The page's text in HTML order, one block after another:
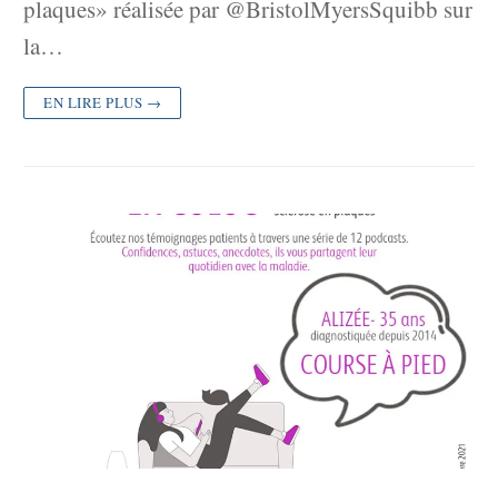
plaques» réalisée par @BristolMyersSquibb sur
la…
EN LIRE PLUS →